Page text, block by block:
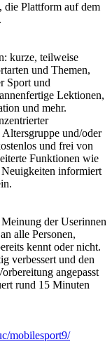
die Plattform auf dem
kurze, teilweise
und Themen,
Sport und
Lektionen,
und mehr.
und/oder
und frei von
Funktionen wie
informiert
der Userinnen
alle Personen,
kennt oder nicht.
verbessert und den
angepasst
rund 15 Minuten
mobilesport9/